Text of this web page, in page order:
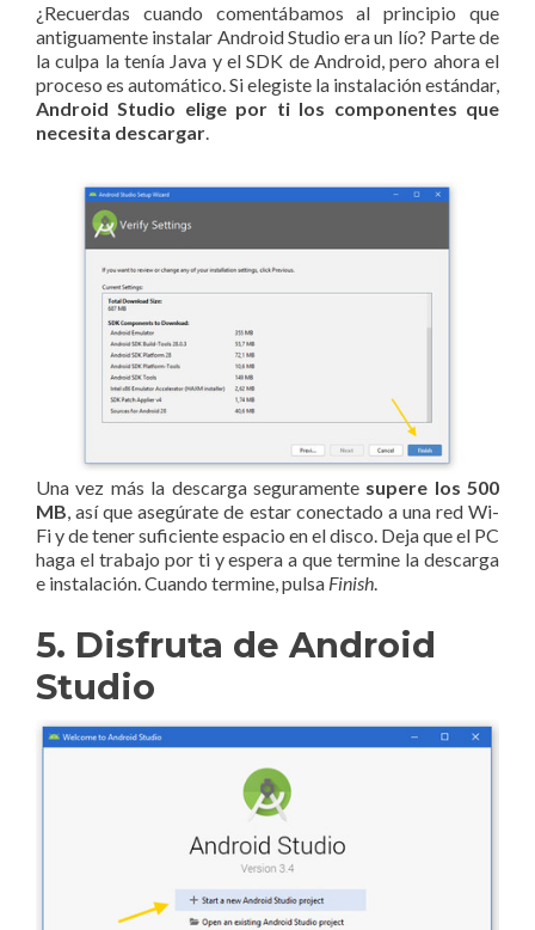
¿Recuerdas cuando comentábamos al principio que
antiguamente instalar Android Studio era un lío? Parte de
la culpa la tenía Java y el SDK de Android, pero ahora el
proceso es automático. Si elegiste la instalación estándar,
Android Studio elige por ti los componentes que
necesita descargar.
Una vez más la descarga seguramente supere los 500
MB, así que asegúrate de estar conectado a una red Wi-
Fi y de tener suficiente espacio en el disco. Deja que el PC
haga el trabajo por ti y espera a que termine la descarga
e instalación. Cuando termine, pulsa Finish.
5. Disfruta de Android
Studio